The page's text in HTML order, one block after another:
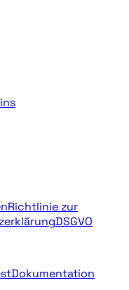
Richtlinie zur
DSGVO
Dokumentation